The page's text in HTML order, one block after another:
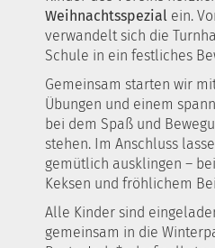
Weihnachtsspezial ein.
verwandelt sich die
Schule in ein festliches
Gemeinsam starten wir
Übungen und einem
bei dem Spaß und
stehen. Im Anschluss
gemütlich ausklingen –
Keksen und fröhlichem
Alle Kinder sind
gemeinsam in die